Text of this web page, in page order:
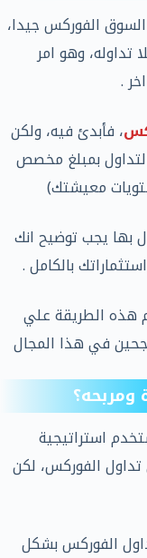
الفوركس جيدا،
تداوله، وهو امر
.
، فأبدئ فيه، ولكن
بمبلغ مخصص
معيشتك)
بها يجب توضيح انك
هذه الطريقة علي
في هذا المجال
ومربحه؟
استراتيجية
الفوركس، لكن
الفوركس بشكل